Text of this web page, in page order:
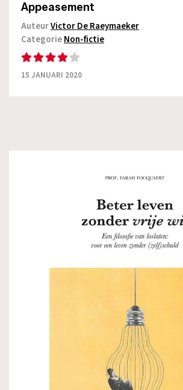
Appeasement
AuteurVictor De Raeymaeker
CategorieNon-fictie
15 JANUARI 2020